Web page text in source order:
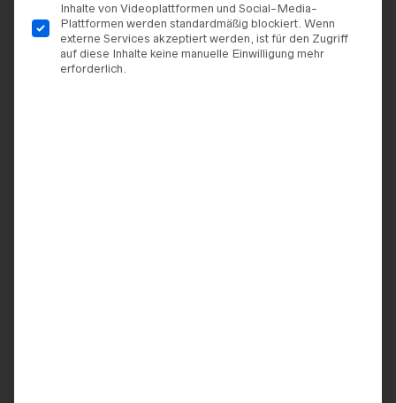
Inhalte von Videoplattformen und Social-Media-
Plattformen werden standardmäßig blockiert. Wenn
externe Services akzeptiert werden, ist für den Zugriff
auf diese Inhalte keine manuelle Einwilligung mehr
erforderlich.